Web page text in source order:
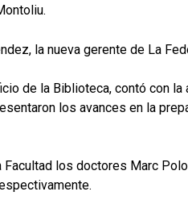
la nueva gerente de La
de la Biblioteca, contó con
los avances en la
los doctores Marc